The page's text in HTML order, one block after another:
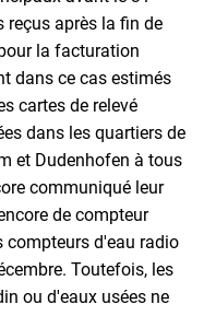
reçus après la fin de
la facturation
dans ce cas estimés
cartes de relevé
dans les quartiers de
et Dudenhofen à tous
communiqué leur
de compteur
compteurs d'eau radio
Toutefois, les
ou d'eaux usées ne